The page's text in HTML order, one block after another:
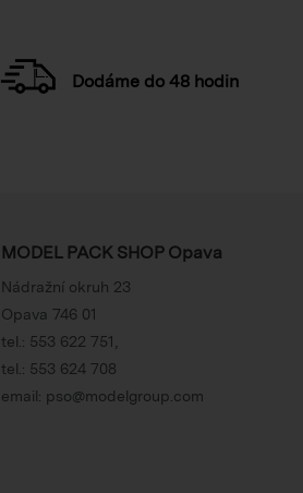
Dodáme do 48 hodin
MODEL PACK SHOP Opava
Nádražní okruh 23
Opava 746 01
tel.: 553 622 751
tel.: 553 624 708
email: pso@modelgroup.com